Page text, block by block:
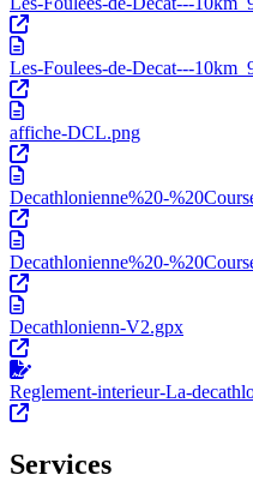
Les-Foulees-de-Decat---
affiche-DCL.png
Decathlonienne%20-
Decathlonienne%20-
Decathlonienn-V2.gpx
Reglement-interieur-La-
Services